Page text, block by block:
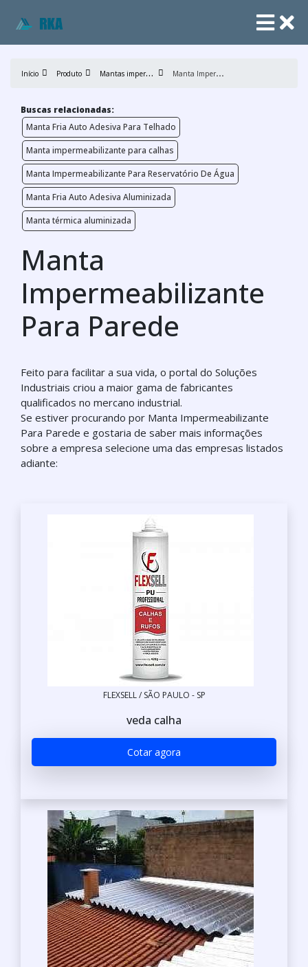
Início Produto M
antas impermeabilizantes M
anta Impermeabilizante Para Parede
Buscas relacionadas:
Manta Fria Auto Adesiva Para Telhado
Manta impermeabilizante para calhas
Manta Impermeabilizante Para Reservatório De Água
Manta Fria Auto Adesiva Aluminizada
Manta térmica aluminizada
Manta
Impermeabilizante
Para Parede
Feito para facilitar a sua vida, o portal do Soluções
Industriais criou a maior gama de fabricantes
qualificados no mercano industrial.
Se estiver procurando por Manta Impermeabilizante
Para Parede e gostaria de saber mais informações
sobre a empresa selecione uma das empresas listados
adiante:
FLEXSELL / SÃO PAULO - SP
veda calha
Cotar agora